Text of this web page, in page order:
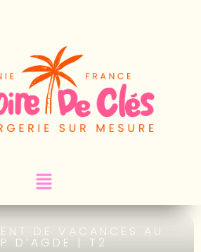
DE VACANCES AU
D’AGDE | T2